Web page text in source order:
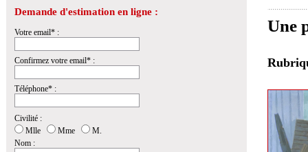
Demande d'estimation en ligne :
Votre email* :
Confirmez votre email* :
Téléphone* :
Civilité :
Mlle
Mme
M.
Nom :
Une